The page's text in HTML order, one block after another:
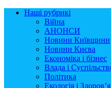
Наші рубрикі
Війна
АНОНСИ
Новини Київщини
Новини Києва
Економіка і бізнес
Влада і
Політика
Екологія і Здоров’я